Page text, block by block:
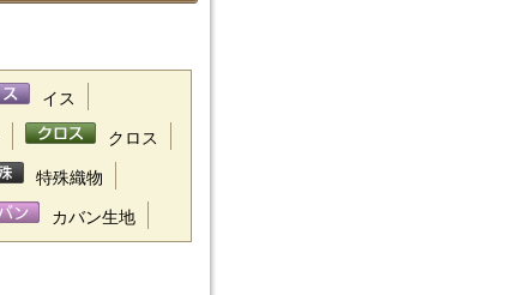
イス
クロス
特殊織物
カバン生地